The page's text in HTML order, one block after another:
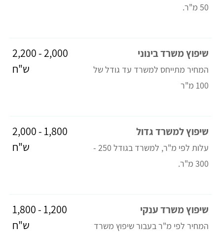
50 מ"ר.
שיפוץ משרד בינוני
המחיר מתייחס למשרד עד גודל של
100 מ"ר
2,000 - 2,200
ש"ח
שיפוץ למשרד גדול
עלות לפי מ"ר, למשרד בגודל 250 -
300 מ"ר.
1,800 - 2,000
ש"ח
שיפוץ משרד ענקי
המחיר לפי מ"ר בעבור שיפוץ משרד
1,200 - 1,800
ש"ח